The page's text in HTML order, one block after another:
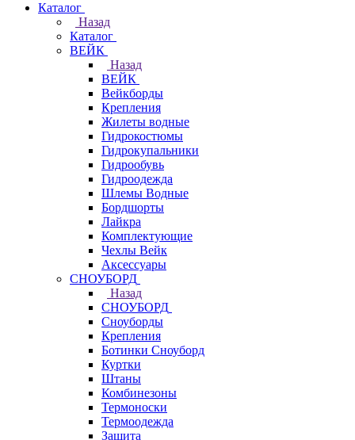
Каталог
Назад
Каталог
ВЕЙК
Назад
ВЕЙК
Вейкборды
Крепления
Жилеты водные
Гидрокостюмы
Гидрокупальники
Гидрообувь
Гидроодежда
Шлемы Водные
Бордшорты
Лайкра
Комплектующие
Чехлы Вейк
Аксессуары
СНОУБОРД
Назад
СНОУБОРД
Сноуборды
Крепления
Ботинки Сноуборд
Куртки
Штаны
Комбинезоны
Термоноски
Термоодежда
Защита